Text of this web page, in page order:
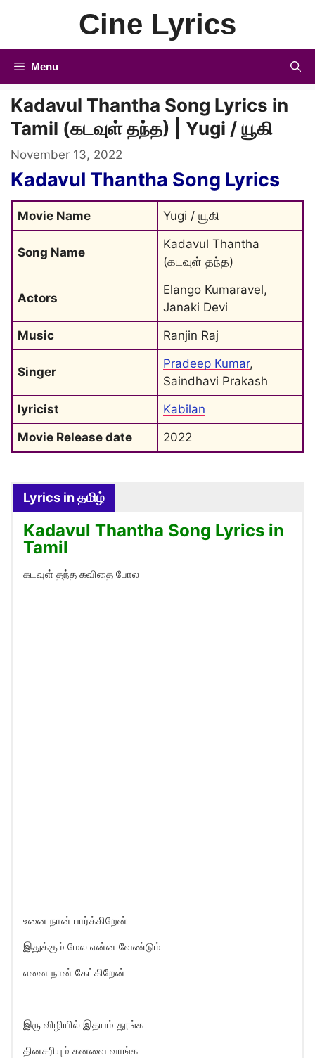
Cine Lyrics
Menu
Kadavul Thantha Song Lyrics in
Tamil (கடவுள் தந்த) | Yugi / யூகி
November 13, 2022
Kadavul Thantha Song Lyrics
Movie Name Yugi / யூகி
Song Name
Kadavul Thantha
(கடவுள் தந்த)
Actors
Elango Kumaravel,
Janaki Devi
Music
Ranjin Raj
Singer
Pradeep Kumar,
Saindhavi Prakash
lyricist
Kabilan
Movie Release date
2022
Lyrics in தமிழ்
Kadavul Thantha Song Lyrics in
Tamil
கடவுள் தந்த கவிதை போல
உனை நான் பார்க்கிறேன்
இதுக்கும் மேல என்ன வேண்டும்
எனை நான் கேட்கிறேன்
இரு விழியில் இதயம் தூங்க
தினசரியும் கனவை வாங்க